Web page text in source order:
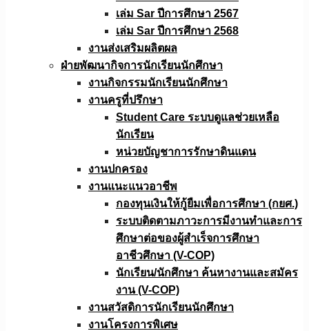
เล่ม Sar ปีการศึกษา 2567
เล่ม Sar ปีการศึกษา 2568
งานส่งเสริมผลิตผล
ฝ่ายพัฒนากิจการนักเรียนนักศึกษา
งานกิจกรรมนักเรียนนักศึกษา
งานครูที่ปรึกษา
Student Care ระบบดูแลช่วยเหลือ
นักเรียน
หน่วยบัญชาการรักษาดินแดน
งานปกครอง
งานแนะแนวอาชีพ
กองทุนเงินให้กู้ยืมเพื่อการศึกษา (กยศ.)
ระบบติดตามภาวะการมีงานทำและการ
ศึกษาต่อของผู้สำเร็จการศึกษา
อาชีวศึกษา (V-COP)
นักเรียน/นักศึกษา ค้นหางานและสมัคร
งาน (V-COP)
งานสวัสดิการนักเรียนนักศึกษา
งานโครงการพิเศษ